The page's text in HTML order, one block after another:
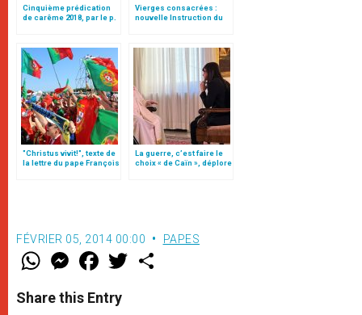
Cinquième prédication
de carême 2018, par le p.
Vierges consacrées :
nouvelle Instruction du
"Christus vivit!", texte de
la lettre du pape François
La guerre, c’est faire le
choix « de Caïn », déplore
FÉVRIER 05, 2014 00:00 PAPES
W
t
s
M
e
s
e
F
a
e
b
w
Share this Entry